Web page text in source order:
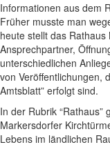
Informationen aus dem
Früher musste man
heute stellt das
Ansprechpartner,
unterschiedlichen
von Veröffentlichungen,
Amtsblatt” erfolgt sind.
In der Rubrik
Markersdorfer
Lebens im ländlichen